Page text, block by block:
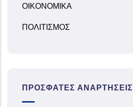
ΟΙΚΟΝΟΜΙΚΑ
ΠΟΛΙΤΙΣΜΟΣ
ΠΡΌΣΦΑΤΕΣ ΑΝΑΡΤΉΣΕΙΣ